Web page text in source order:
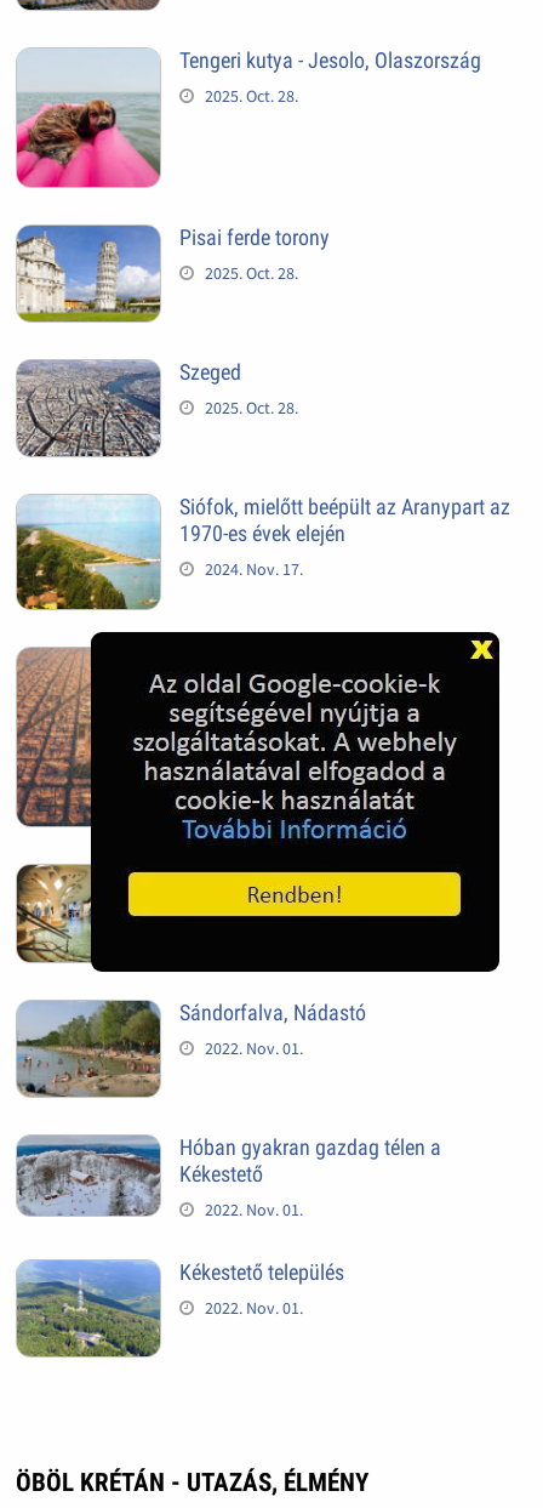
Tengeri kutya - Jesolo, Olaszország
2025. Oct. 28.
Pisai ferde torony
2025. Oct. 28.
Szeged
2025. Oct. 28.
Siófok, mielőtt beépült az Aranypart az
1970-es évek elején
2024. Nov. 17.
2022. Dec. 04.
Hagymatikum | Makó fürdő
2022. Nov. 01.
Sándorfalva, Nádastó
2022. Nov. 01.
Hóban gyakran gazdag télen a
Kékestető
2022. Nov. 01.
Kékestető település
2022. Nov. 01.
ÖBÖL KRÉTÁN - UTAZÁS, ÉLMÉNY